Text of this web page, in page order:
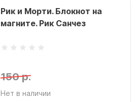
Рик и Морти. Блокнот на
магните. Рик Санчез
150 р.
Нет в наличии